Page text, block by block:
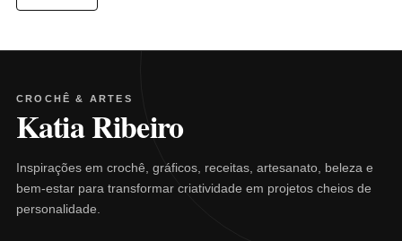
CROCHÊ & ARTES
Katia Ribeiro
Inspirações em crochê, gráficos, receitas, artesanato, beleza e
bem-estar para transformar criatividade em projetos cheios de
personalidade.